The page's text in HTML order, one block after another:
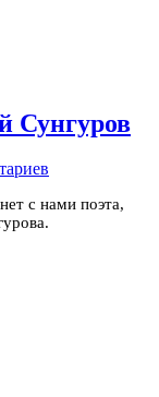
Сунгуров
с нами поэта,